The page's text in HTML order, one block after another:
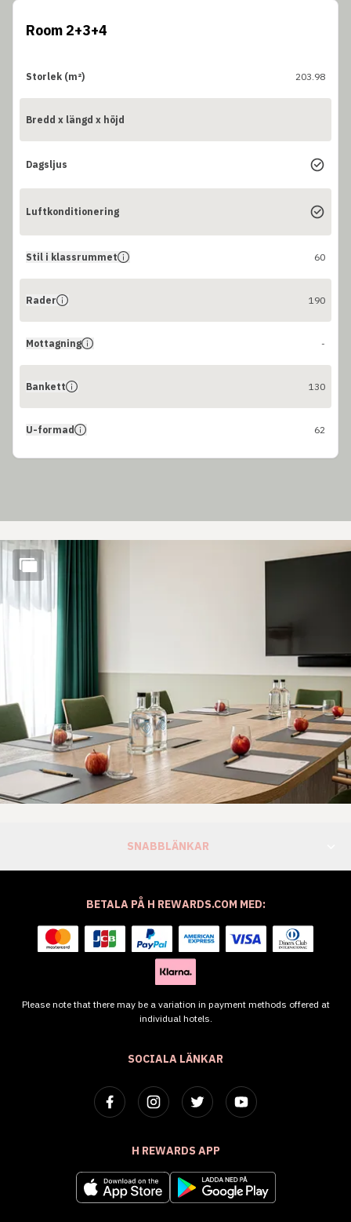
Room 2+3+4
Storlek (m²) 203.98
Bredd x längd x höjd
Dagsljus
Luftkonditionering
Stil i klassrummet 60
Rader 190
Mottagning -
Bankett 130
U-formad 62
SNABBLÄNKAR
SOCIALA LÄNKAR
H REWARDS APP
BETALA PÅ H REWARDS.COM MED:
Please note that there may be a variation in payment methods offered at
individual hotels.